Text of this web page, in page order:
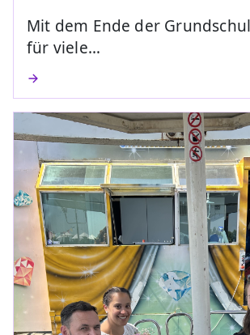
Mit dem Ende der
für viele…